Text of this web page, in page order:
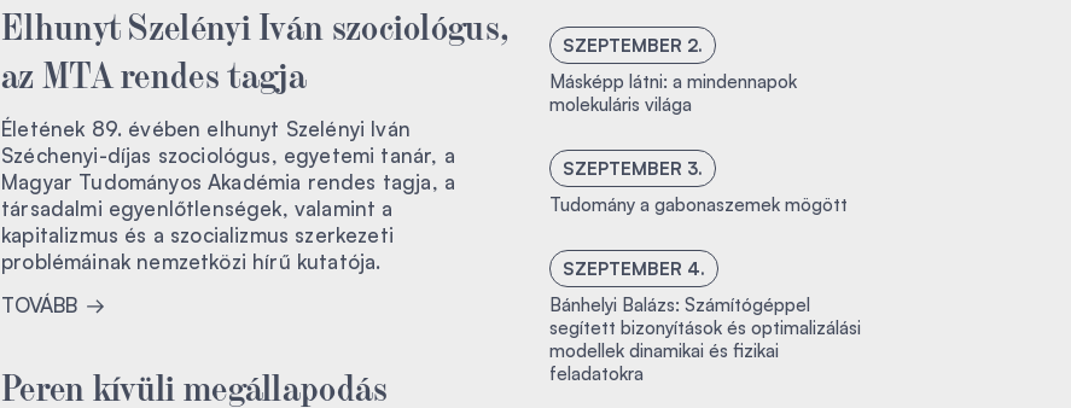
Elhunyt Szelényi Iván szociológus,
az MTA rendes tagja
Életének 89. évében elhunyt Szelényi Iván
Széchenyi-díjas szociológus, egyetemi tanár, a
Magyar Tudományos Akadémia rendes tagja, a
társadalmi egyenlőtlenségek, valamint a
kapitalizmus és a szocializmus szerkezeti
problémáinak nemzetközi hírű kutatója.
TOVÁBB
Peren kívüli megállapodás
SZEPTEMBER 2.
Másképp látni: a mindennapok
molekuláris világa
SZEPTEMBER 3.
Tudomány a gabonaszemek mögött
SZEPTEMBER 4.
Bánhelyi Balázs: Számítógéppel
segített bizonyítások és optimalizálási
modellek dinamikai és fizikai
feladatokra